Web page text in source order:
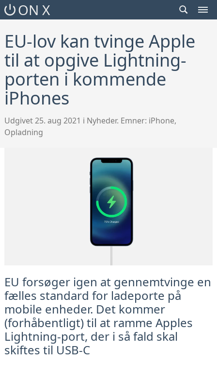
ON X
TOGGLE
EU-lov kan tvinge Apple
til at opgive Lightning-
porten i kommende
iPhones
Udgivet 25. aug 2021 i Nyheder. Emner: iPhone,
Opladning
EU forsøger igen at gennemtvinge en
fælles standard for ladeporte på
mobile enheder. Det kommer
(forhåbentligt) til at ramme Apples
Lightning-port, der i så fald skal
skiftes til USB-C